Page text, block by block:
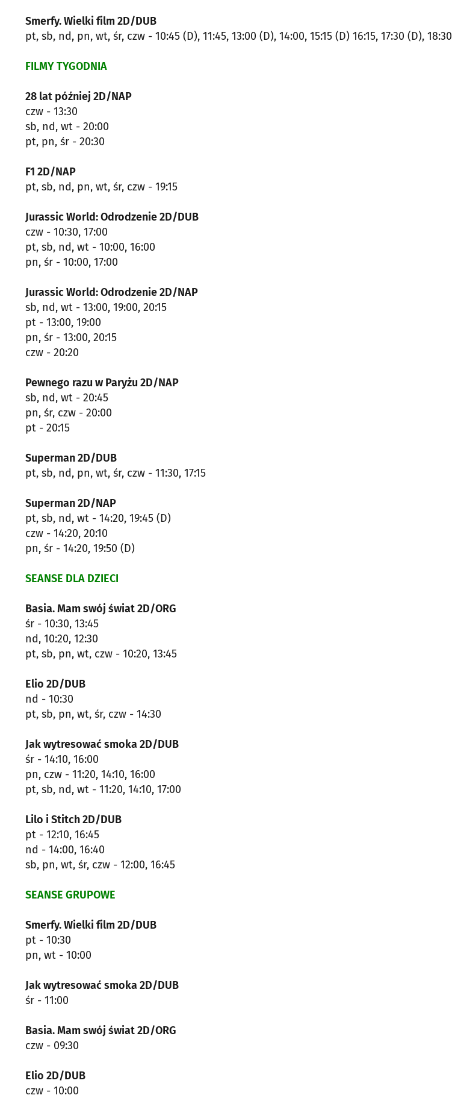
Smerfy. Wielki film 2D/DUB
pt, sb, nd, pn, wt, śr, czw - 10:45 (D), 11:45, 13:00 (D), 14:00, 15:15 (D) 16:15, 17:30 (D), 18:30
FILMY TYGODNIA
28 lat później 2D/NAP
czw - 13:30
sb, nd, wt - 20:00
pt, pn, śr - 20:30
F1 2D/NAP
pt, sb, nd, pn, wt, śr, czw - 19:15
Jurassic World: Odrodzenie 2D/DUB
czw - 10:30, 17:00
pt, sb, nd, wt - 10:00, 16:00
pn, śr - 10:00, 17:00
Jurassic World: Odrodzenie 2D/NAP
sb, nd, wt - 13:00, 19:00, 20:15
pt - 13:00, 19:00
pn, śr - 13:00, 20:15
czw - 20:20
Pewnego razu w Paryżu 2D/NAP
sb, nd, wt - 20:45
pn, śr, czw - 20:00
pt - 20:15
Superman 2D/DUB
pt, sb, nd, pn, wt, śr, czw - 11:30, 17:15
Superman 2D/NAP
pt, sb, nd, wt - 14:20, 19:45 (D)
czw - 14:20, 20:10
pn, śr - 14:20, 19:50 (D)
SEANSE DLA DZIECI
Basia. Mam swój świat 2D/ORG
śr - 10:30, 13:45
nd, 10:20, 12:30
pt, sb, pn, wt, czw - 10:20, 13:45
Elio 2D/DUB
nd - 10:30
pt, sb, pn, wt, śr, czw - 14:30
Jak wytresować smoka 2D/DUB
śr - 14:10, 16:00
pn, czw - 11:20, 14:10, 16:00
pt, sb, nd, wt - 11:20, 14:10, 17:00
Lilo i Stitch 2D/DUB
pt - 12:10, 16:45
nd - 14:00, 16:40
sb, pn, wt, śr, czw - 12:00, 16:45
SEANSE GRUPOWE
Smerfy. Wielki film 2D/DUB
pt - 10:30
pn, wt - 10:00
Jak wytresować smoka 2D/DUB
śr - 11:00
Basia. Mam swój świat 2D/ORG
czw - 09:30
Elio 2D/DUB
czw - 10:00